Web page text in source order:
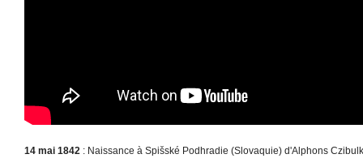
14 mai 1842 : Naissance à Spišské Podhradie (Slovaquie) d'Alphons